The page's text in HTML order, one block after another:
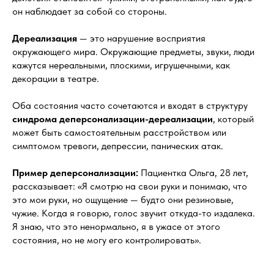
он наблюдает за собой со стороны.
Дереализация — это нарушение восприятия
окружающего мира. Окружающие предметы, звуки, люди
кажутся нереальными, плоскими, игрушечными, как
декорации в театре.
Оба состояния часто сочетаются и входят в структуру
синдрома деперсонализации-дереализации, который
может быть самостоятельным расстройством или
симптомом тревоги, депрессии, панических атак.
Пример деперсонализации: Пациентка Ольга, 28 лет,
рассказывает: «Я смотрю на свои руки и понимаю, что
это мои руки, но ощущение — будто они резиновые,
чужие. Когда я говорю, голос звучит откуда-то издалека.
Я знаю, что это ненормально, я в ужасе от этого
состояния, но не могу его контролировать».